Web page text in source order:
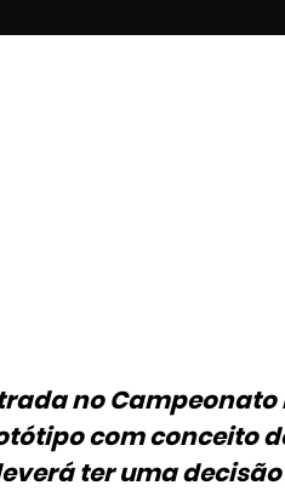
no
com conceito
ter uma